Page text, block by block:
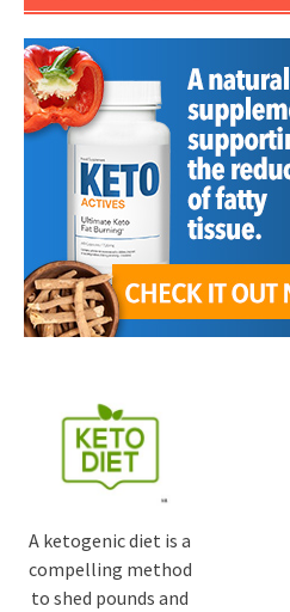
A ketogenic diet is a
compelling method
to shed pounds and